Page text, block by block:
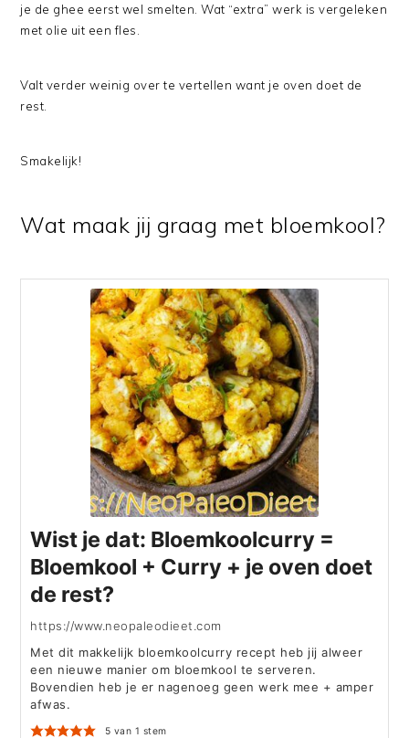
je de ghee eerst wel smelten. Wat “extra” werk is vergeleken
met olie uit een fles.
Valt verder weinig over te vertellen want je oven doet de
rest.
Smakelijk!
Wat maak jij graag met bloemkool?
Wist je dat: Bloemkoolcurry =
Bloemkool + Curry + je oven doet
de rest?
https://www.neopaleodieet.com
Met dit makkelijk bloemkoolcurry recept heb jij alweer
een nieuwe manier om bloemkool te serveren.
Bovendien heb je er nagenoeg geen werk mee + amper
afwas.
5 van 1 stem